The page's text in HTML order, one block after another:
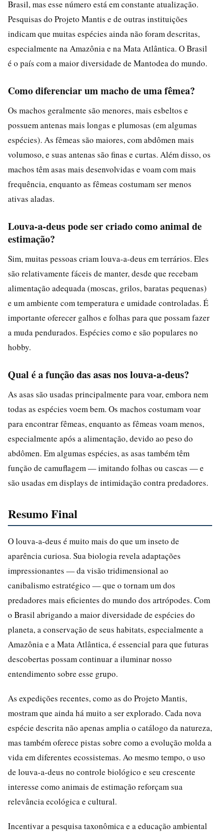
Brasil, mas esse número está em constante atualização.
Pesquisas do Projeto Mantis e de outras instituições
indicam que muitas espécies ainda não foram descritas,
especialmente na Amazônia e na Mata Atlântica. O Brasil
é o país com a maior diversidade de Mantodea do mundo.
Como diferenciar um macho de uma fêmea?
Os machos geralmente são menores, mais esbeltos e
possuem antenas mais longas e plumosas (em algumas
espécies). As fêmeas são maiores, com abdômen mais
volumoso, e suas antenas são finas e curtas. Além disso, os
machos têm asas mais desenvolvidas e voam com mais
frequência, enquanto as fêmeas costumam ser menos
ativas aladas.
Louva-a-deus pode ser criado como animal de
estimação?
Sim, muitas pessoas criam louva-a-deus em terrários. Eles
são relativamente fáceis de manter, desde que recebam
alimentação adequada (moscas, grilos, baratas pequenas)
e um ambiente com temperatura e umidade controladas. É
importante oferecer galhos e folhas para que possam fazer
a muda pendurados. Espécies como e são populares no
hobby.
Qual é a função das asas nos louva-a-deus?
As asas são usadas principalmente para voar, embora nem
todas as espécies voem bem. Os machos costumam voar
para encontrar fêmeas, enquanto as fêmeas voam menos,
especialmente após a alimentação, devido ao peso do
abdômen. Em algumas espécies, as asas também têm
função de camuflagem — imitando folhas ou cascas — e
são usadas em displays de intimidação contra predadores.
Resumo Final
O louva-a-deus é muito mais do que um inseto de
aparência curiosa. Sua biologia revela adaptações
impressionantes — da visão tridimensional ao
canibalismo estratégico — que o tornam um dos
predadores mais eficientes do mundo dos artrópodes. Com
o Brasil abrigando a maior diversidade de espécies do
planeta, a conservação de seus habitats, especialmente a
Amazônia e a Mata Atlântica, é essencial para que futuras
descobertas possam continuar a iluminar nosso
entendimento sobre esse grupo.
As expedições recentes, como as do Projeto Mantis,
mostram que ainda há muito a ser explorado. Cada nova
espécie descrita não apenas amplia o catálogo da natureza,
mas também oferece pistas sobre como a evolução molda a
vida em diferentes ecossistemas. Ao mesmo tempo, o uso
de louva-a-deus no controle biológico e seu crescente
interesse como animais de estimação reforçam sua
relevância ecológica e cultural.
Incentivar a pesquisa taxonômica e a educação ambiental